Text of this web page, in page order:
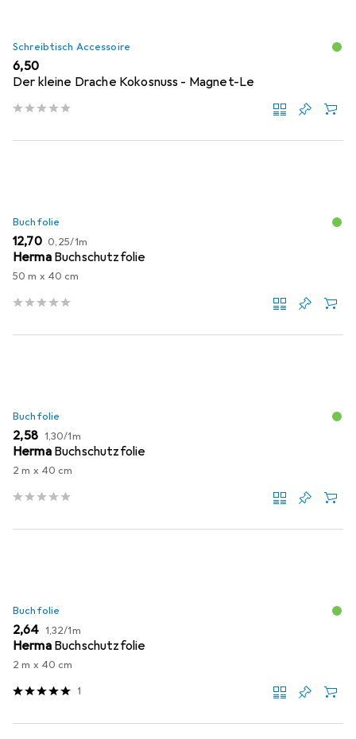
Schreibtisch Accessoire
EUR
6,50
Der kleine Drache Kokosnuss - Magnet-Le
Buchfolie
EUR
12,70 EUR
0,25/1m
Herma Buchschutzfolie
50 m x 40 cm
Buchfolie
EUR
2,58 EUR
1,30/1m
Herma Buchschutzfolie
2 m x 40 cm
Buchfolie
EUR
2,64 EUR
1,32/1m
Herma Buchschutzfolie
2 m x 40 cm
1